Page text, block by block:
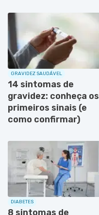
GRAVIDEZ SAUDÁVEL
14 sintomas de
gravidez: conheça os
primeiros sinais (e
como confirmar)
DIABETES
8 sintomas de